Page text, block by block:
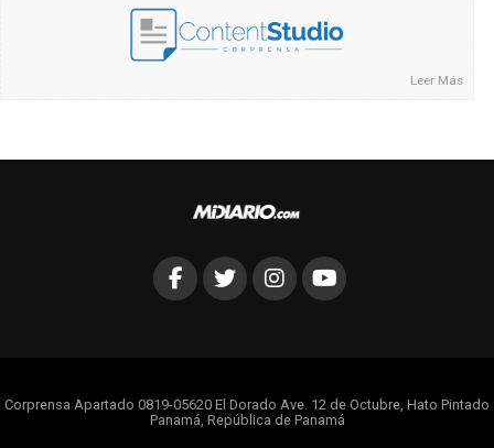
Leer Más
Corprensa Apartado 0819-05620 El Dorado Ave. 12 de Octubre, Hato Pintado
Panamá, República de Panamá